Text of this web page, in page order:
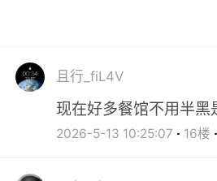
且行_fiL4V
现在好多餐馆不用半黑
2026-5-13 10:25:07 16楼